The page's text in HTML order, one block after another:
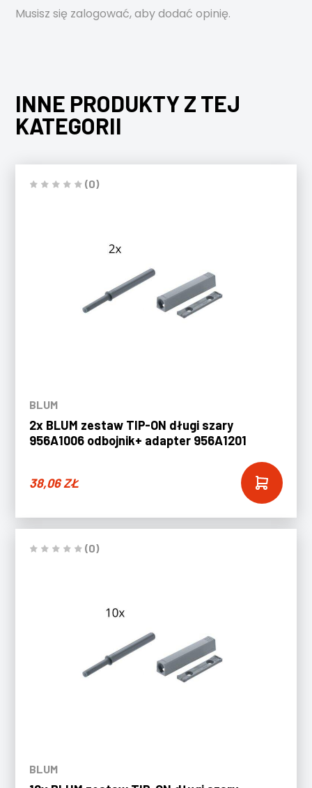
Musisz się zalogować, aby dodać opinię.
INNE PRODUKTY Z TEJ
KATEGORII
(0)
BLUM
2x BLUM zestaw TIP-ON długi szary
956A1006 odbojnik+ adapter 956A1201
38,06ZŁ
(0)
BLUM